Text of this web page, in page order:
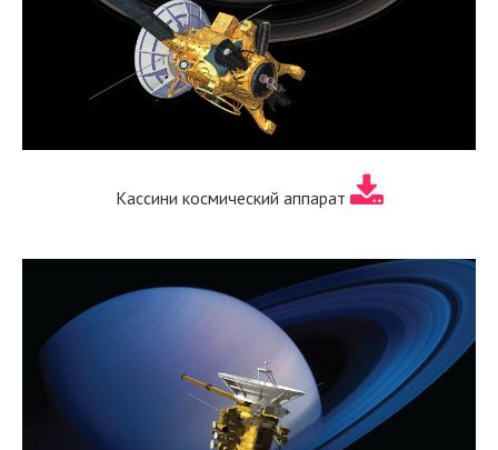
Кассини космический аппарат